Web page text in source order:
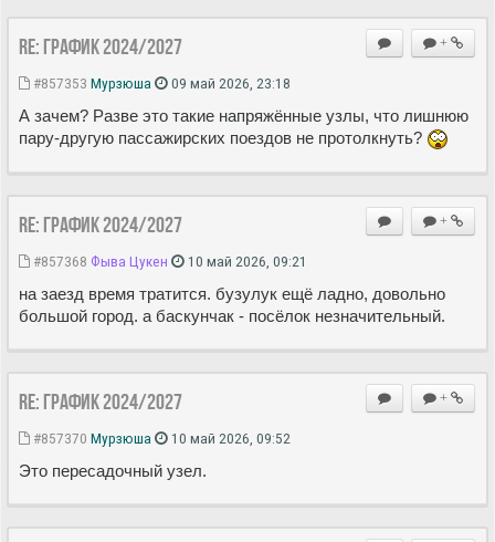
+
Re: ГРАФИК 2024/2027
#857353 Мурзюша 09 май 2026, 23:18
А зачем? Разве это такие напряжённые узлы, что лишнюю
пару-другую пассажирских поездов не протолкнуть?
+
Re: ГРАФИК 2024/2027
#857368 Фыва Цукен 10 май 2026, 09:21
на заезд время тратится. бузулук ещё ладно, довольно
большой город. а баскунчак - посёлок незначительный.
+
Re: ГРАФИК 2024/2027
#857370 Мурзюша 10 май 2026, 09:52
Это пересадочный узел.